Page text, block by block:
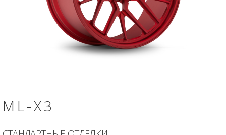
ML-X3